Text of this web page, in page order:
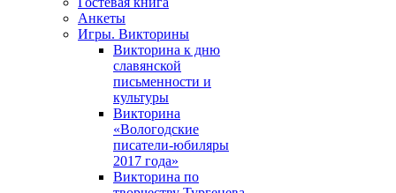
Анкеты
Игры. Викторины
Викторина к дню
славянской
письменности и
культуры
Викторина
«Вологодские
писатели-юбиляры
2017 года»
Викторина по